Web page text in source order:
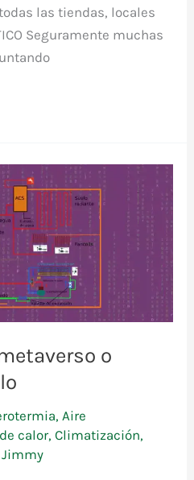
las tiendas, locales
Seguramente muchas
o
,Aire
calor,Climatización,
Jimmy